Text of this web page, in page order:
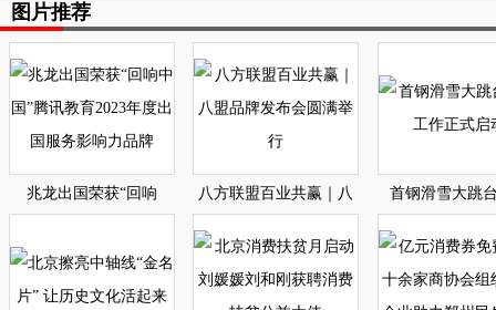
图片推荐
兆龙出国荣获“回响 八方联盟百业共赢｜八 首钢滑雪大跳